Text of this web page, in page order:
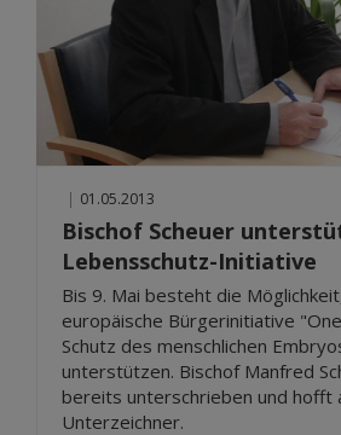
| 01.05.2013
Bischof Scheuer
Lebensschutz-Initiative
Bis 9. Mai besteht die
europäische Bürgerinitiative
Schutz des menschlichen
unterstützen. Bischof Manfred
bereits unterschrieben und hofft
Unterzeichner.